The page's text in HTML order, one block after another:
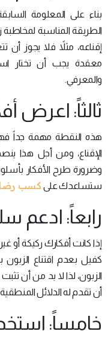
بناء على المعلومة
الطريقة المناسبة
إقناعه، مثلاً فلا يجوز
معقدة يجب أن تختار
والمعرفي.
ثالثاً: اعرض
هذه النقطة مهمة جداً
الإقناع، ومن أجل هذا
وضرورة طرح الأفكار
ستساعدك على كسب رضا
رابعاً: ادعم
إذا كانت أفكارك ركيكة أو
كفيل بعدم اقتناع
الزبون، لذا لا بد من أن
أن تقدم له الدلائل
خامساً: